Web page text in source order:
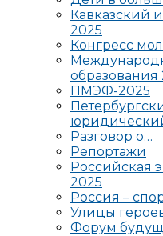
Кавказский
2025
Конгресс
образования
ПМЭФ-2025
Разговор о…
Репортажи
Российская
2025
Россия –
Улицы
Форум